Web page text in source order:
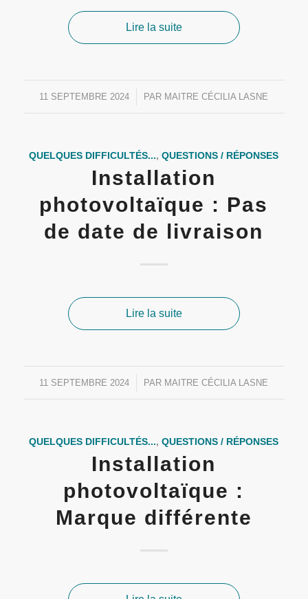
Lire la suite
11 SEPTEMBRE 2024
/ PAR MAITRE CÉCILIA LASNE
QUELQUES DIFFICULTÉS...,QUESTIONS / RÉPONSES
Installation
photovoltaïque : Pas
de date de livraison
Lire la suite
11 SEPTEMBRE 2024
/ PAR MAITRE CÉCILIA LASNE
QUELQUES DIFFICULTÉS...,QUESTIONS / RÉPONSES
Installation
photovoltaïque :
Marque différente